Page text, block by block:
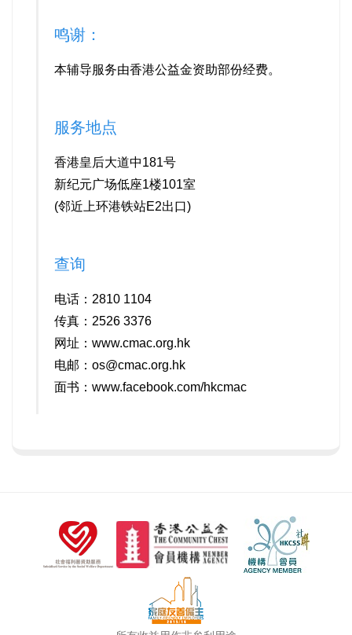
鸣谢：
本辅导服务由香港公益金资助部份经费。
服务地点
香港皇后大道中181号
新纪元广场低座1楼101室
(邻近上环港铁站E2出口)
查询
电话：2810 1104
传真：2526 3376
网址：www.cmac.org.hk
电邮： os@cmac.org.hk
面书：www.facebook.com/hkcmac